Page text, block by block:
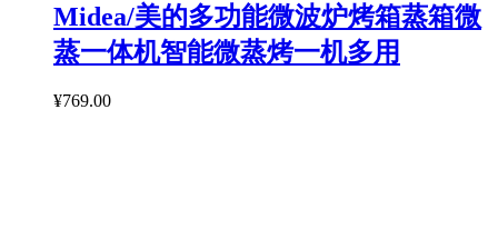
Midea/美的多功能微波炉烤箱蒸箱微
蒸一体机智能微蒸烤一机多用
¥769.00